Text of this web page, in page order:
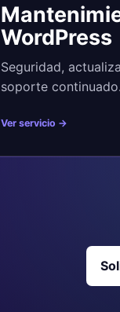
WordPress
Seguridad,
soporte continuado.
Ver servicio →